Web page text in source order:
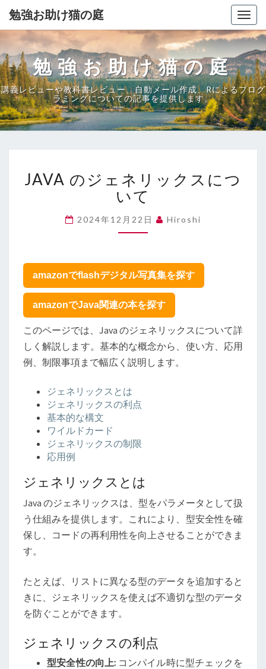
勉強お助け猫の庭
勉強お助け猫の庭
講義レビューや教科書レビュー、自動メール作成、Rによるプログ
ラミングについての記事を提供します。
の
ジ
ェ
ネ
リ
ス
に
つ
い
JAVA のジェネリックスにつ
いて
2024年12月22日 Hiroshi
amazonでflashデジタル写真集を探す
amazonでJava関連の本を探す
このページでは、Java のジェネリックスについて詳
しく解説します。基本的な概念から、使い方、応用
例、制限事項まで幅広く説明します。
ジェネリックスとは
ジェネリックスの利点
基本的な構文
ワイルドカード
ジェネリックスの制限
応用例
ジェネリックスとは
Java のジェネリックスは、型をパラメータとして扱
う仕組みを提供します。これにより、型安全性を確
保し、コードの再利用性を向上させることができま
す。
たとえば、リストに異なる型のデータを追加すると
きに、ジェネリックスを使えば不適切な型のデータ
を防ぐことができます。
ジェネリックスの利点
型安全性の向上: コンパイル時に型チェックを